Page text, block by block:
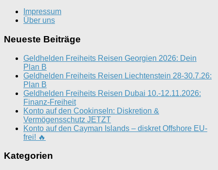
Impressum
Über uns
Neueste Beiträge
Geldhelden Freiheits Reisen Georgien 2026: Dein
Plan B
Geldhelden Freiheits Reisen Liechtenstein 28-30.7.26:
Plan B
Geldhelden Freiheits Reisen Dubai 10.-12.11.2026:
Finanz-Freiheit
Konto auf den Cookinseln: Diskretion &
Vermögensschutz JETZT
Konto auf den Cayman Islands – diskret Offshore EU-
frei! 🔥
Kategorien